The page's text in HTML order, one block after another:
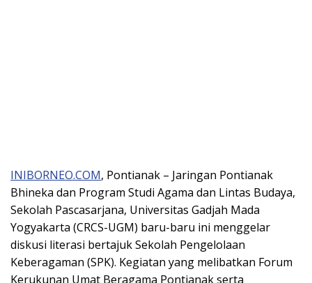
INIBORNEO.COM, Pontianak – Jaringan Pontianak
Bhineka dan Program Studi Agama dan Lintas Budaya,
Sekolah Pascasarjana, Universitas Gadjah Mada
Yogyakarta (CRCS-UGM) baru-baru ini menggelar
diskusi literasi bertajuk Sekolah Pengelolaan
Keberagaman (SPK). Kegiatan yang melibatkan Forum
Kerukunan Umat Beragama Pontianak serta